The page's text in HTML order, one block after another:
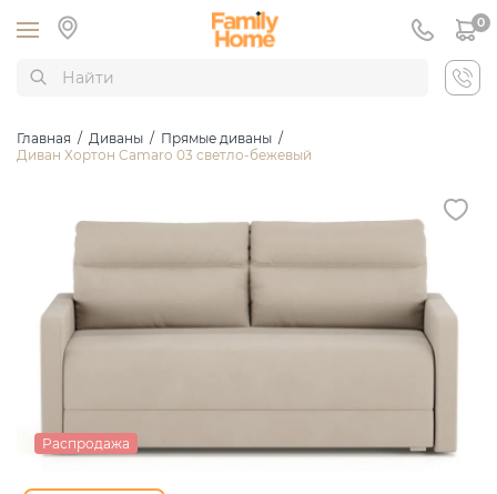
0
Главная / Диваны / Прямые диваны /
Диван Хортон Camaro 03 светло-бежевый
Распродажа